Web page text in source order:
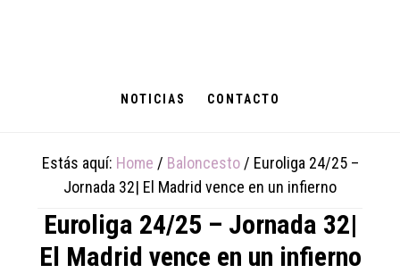
NOTICIAS CONTACTO
Estás aquí: Home / Baloncesto / Euroliga 24/25 –
Jornada 32| El Madrid vence en un infierno
Euroliga 24/25 – Jornada 32|
El Madrid vence en un infierno